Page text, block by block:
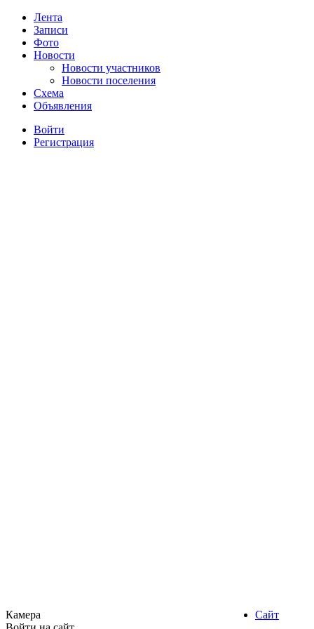
Лента
Записи
Фото
Новости
Новости участников
Новости поселения
Схема
Объявления
Войти
Регистрация
Камера
Сайт